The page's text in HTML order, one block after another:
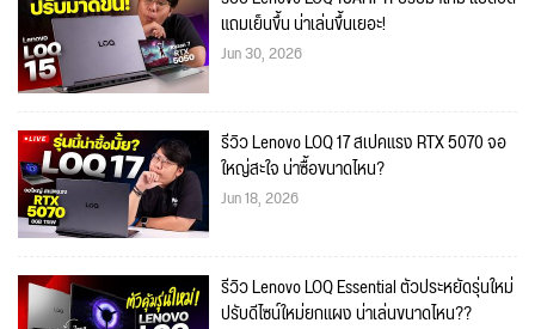
แถมเย็นขึ้น น่าเล่นขึ้นเยอะ!
Jun 30, 2026
รีวิว Lenovo LOQ 17 สเปคแรง RTX 5070 จอ
ใหญ่สะใจ น่าซื้อขนาดไหน?
Jun 18, 2026
รีวิว Lenovo LOQ Essential ตัวประหยัดรุ่นใหม่
ปรับดีไซน์ใหม่ยกแผง น่าเล่นขนาดไหน??